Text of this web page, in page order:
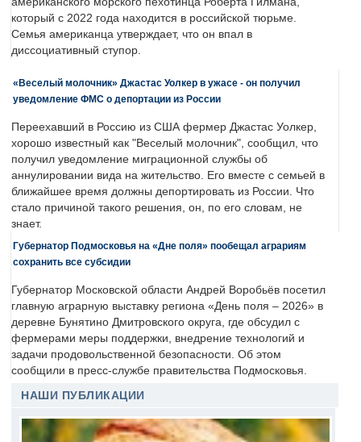
который с 2022 года находится в российской тюрьме.
Семья американца утверждает, что он впал в
диссоциативный ступор.
«Веселый молочник» Джастас Уолкер в ужасе - он получил
уведомление ФМС о депортации из России
Переехавший в Россию из США фермер Джастас Уолкер,
хорошо известный как "Веселый молочник", сообщил, что
получил уведомление миграционной службы об
аннулировании вида на жительство. Его вместе с семьей в
ближайшее время должны депортировать из России. Что
стало причиной такого решения, он, по его словам, не
знает.
Губернатор Подмосковья на «Дне поля» пообещал аграриям
сохранить все субсидии
Губернатор Московской области Андрей Воробьёв посетил
главную аграрную выставку региона «День поля – 2026» в
деревне Бунятино Дмитровского округа, где обсудил с
фермерами меры поддержки, внедрение технологий и
задачи продовольственной безопасности. Об этом
сообщили в пресс-службе правительства Подмосковья.
НАШИ ПУБЛИКАЦИИ